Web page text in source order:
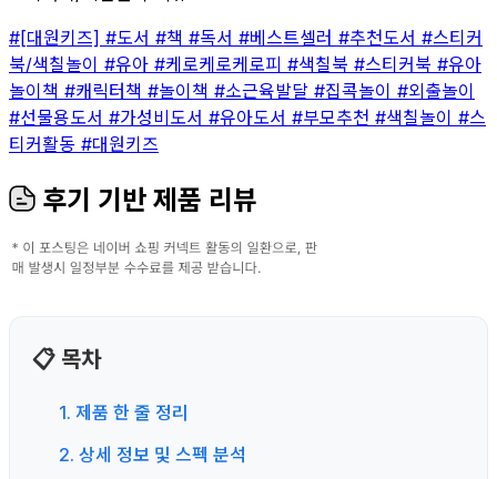
#[대원키즈] #도서 #책 #독서 #베스트셀러 #추천도서 #스티커
북/색칠놀이 #유아 #케로케로케로피 #색칠북 #스티커북 #유아
놀이책 #캐릭터책 #놀이책 #소근육발달 #집콕놀이 #외출놀이
#선물용도서 #가성비도서 #유아도서 #부모추천 #색칠놀이 #스
티커활동 #대원키즈
후기 기반 제품 리뷰
📋 목차
1. 제품 한 줄 정리
2. 상세 정보 및 스펙 분석